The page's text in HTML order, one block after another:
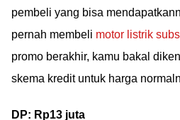
pembeli yang bisa
pernah membeli motor listrik
promo berakhir, kamu bakal
skema kredit untuk harga
DP: Rp13 juta